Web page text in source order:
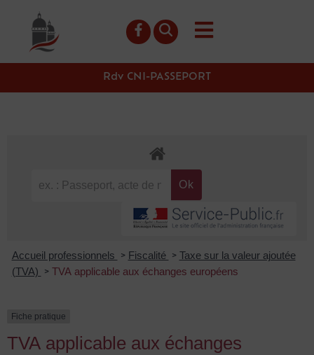
principal
Rdv CNI-PASSEPORT
Accueil professionnels > Fiscalité > Taxe sur la valeur ajoutée
(TVA)
> TVA applicable aux échanges européens
Fiche pratique
TVA applicable aux échanges